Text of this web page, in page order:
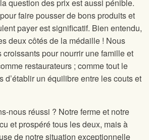
question des prix est aussi pénible.
faire pousser de bons produits et
payer est significatif. Bien entendu,
deux côtés de la médaille ! Nous
pour nourrir une famille et
restaurateurs ; comme tout le
d’établir un équilibre entre les couts et
nous réussi ? Notre ferme et notre
et prospéré tous les deux, mais à
de notre situation exceptionnelle